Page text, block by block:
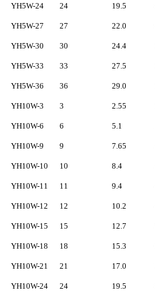
YH5W-24 24 19.5
YH5W-27 27 22.0
YH5W-30 30 24.4
YH5W-33 33 27.5
YH5W-36 36 29.0
YH10W-3 3 2.55
YH10W-6 6 5.1
YH10W-9 9 7.65
YH10W-10 10 8.4
YH10W-11 11 9.4
YH10W-12 12 10.2
YH10W-15 15 12.7
YH10W-18 18 15.3
YH10W-21 21 17.0
YH10W-24 24 19.5